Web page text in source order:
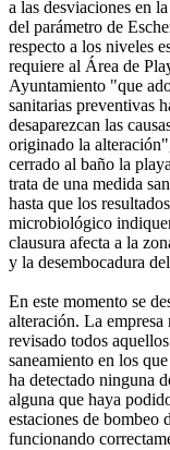
a las desviaciones en
del parámetro de
respecto a los niveles
requiere al Área de
Ayuntamiento "que
sanitarias preventivas
desaparezcan las
originado la
cerrado al baño la
trata de una medida
hasta que los
microbiológico
clausura afecta a la
y la desembocadura
En este momento se
alteración. La
revisado todos
saneamiento en los
ha detectado ninguna
alguna que haya
estaciones de bombeo
funcionando